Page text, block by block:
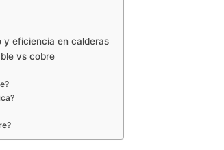
y eficiencia en calderas
vs cobre